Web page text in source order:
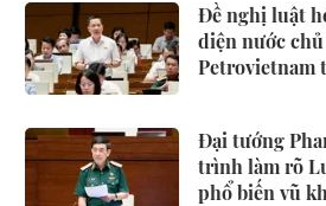
Đề nghị luật
diện nước chủ
Petrovietnam
Đại tướng
trình làm rõ
phổ biến vũ